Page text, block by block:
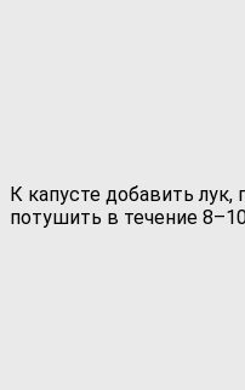
К капусте добавить
потушить в течение